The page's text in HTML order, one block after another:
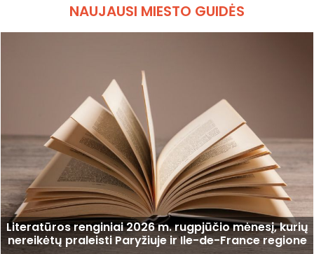
NAUJAUSI MIESTO GUIDĖS
Literatūros renginiai 2026 m. rugpjūčio mėnesį, kurių
nereikėtų praleisti Paryžiuje ir Ile-de-France regione